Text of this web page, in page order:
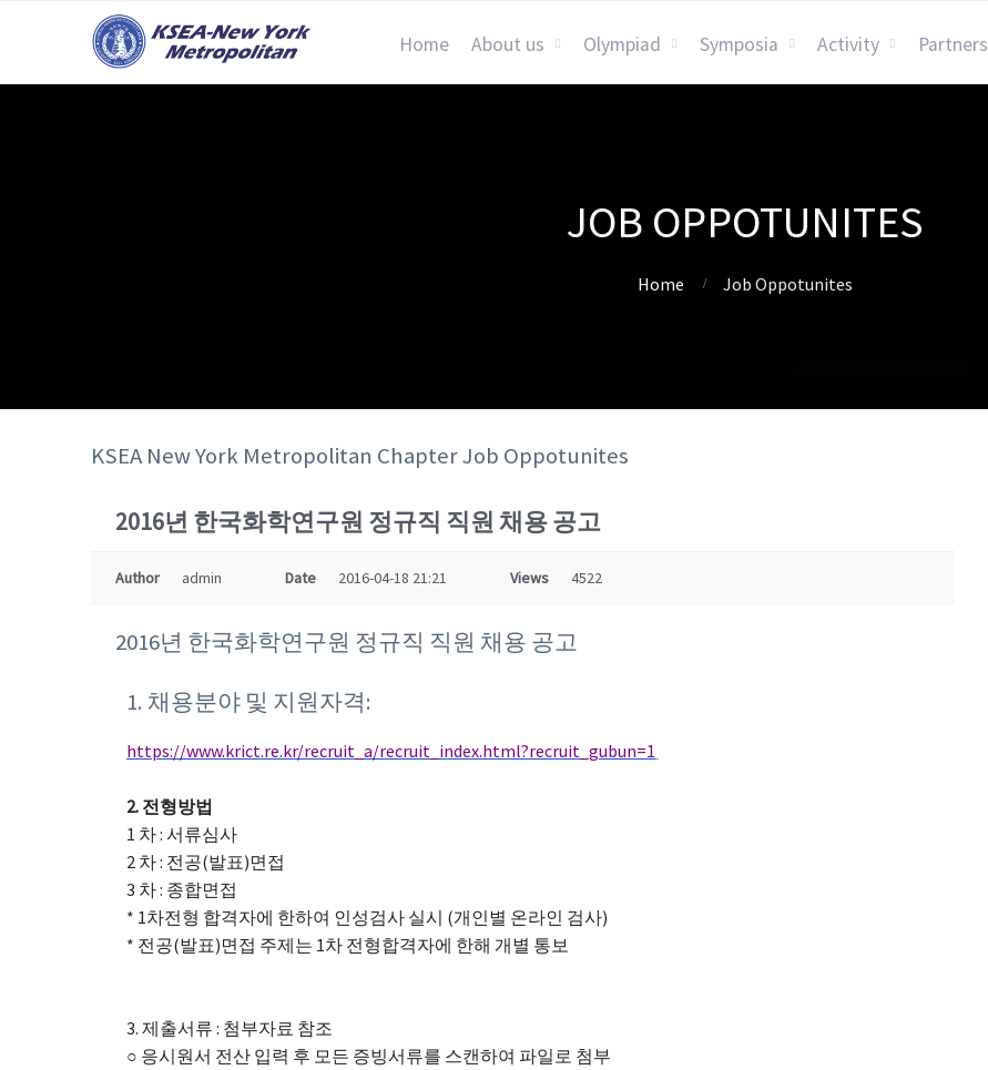
Home About us Olympiad Symposia Activity Partners
JOB OPPOTUNITES
Home Job Oppotunites
KSEA New York Metropolitan Chapter Job Oppotunites
2016년 한국화학연구원 정규직 직원 채용 공고
Author admin Date 2016-04-18 21:21 Views 4522
2016년 한국화학연구원 정규직 직원 채용 공고
1. 채용분야 및 지원자격:
https://www.krict.re.kr/recruit_a/recruit_index.html?recruit_gubun=1
2. 전형방법
1 차 : 서류심사
2 차 : 전공(발표)면접
3 차 : 종합면접
* 1차전형 합격자에 한하여 인성검사 실시 (개인별 온라인 검사)
* 전공(발표)면접 주제는 1차 전형합격자에 한해 개별 통보
3. 제출서류 : 첨부자료 참조
○ 응시원서 전산 입력 후 모든 증빙서류를 스캔하여 파일로 첨부